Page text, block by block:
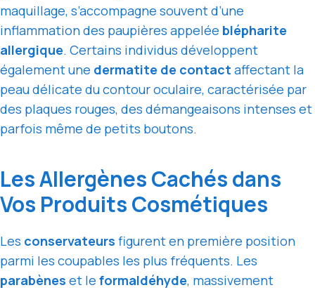
maquillage, s’accompagne souvent d’une
inflammation des paupières appelée blépharite
allergique. Certains individus développent
également une dermatite de contact affectant la
peau délicate du contour oculaire, caractérisée par
des plaques rouges, des démangeaisons intenses et
parfois même de petits boutons.
Les Allergènes Cachés dans
Vos Produits Cosmétiques
Les conservateurs figurent en première position
parmi les coupables les plus fréquents. Les
parabènes et le formaldéhyde, massivement